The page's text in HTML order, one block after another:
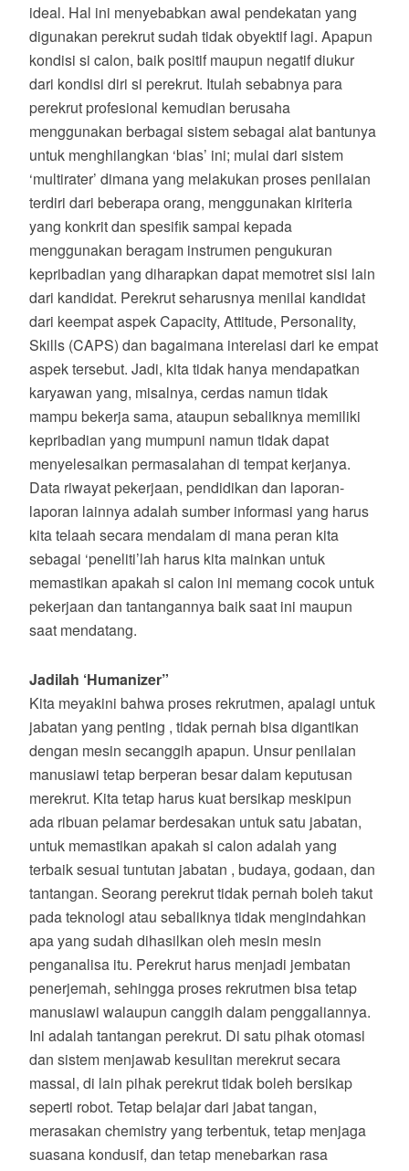
ideal. Hal ini menyebabkan awal pendekatan yang
digunakan perekrut sudah tidak obyektif lagi. Apapun
kondisi si calon, baik positif maupun negatif diukur
dari kondisi diri si perekrut. Itulah sebabnya para
perekrut profesional kemudian berusaha
menggunakan berbagai sistem sebagai alat bantunya
untuk menghilangkan ‘bias’ ini; mulai dari sistem
‘multirater’ dimana yang melakukan proses penilaian
terdiri dari beberapa orang, menggunakan kiriteria
yang konkrit dan spesifik sampai kepada
menggunakan beragam instrumen pengukuran
kepribadian yang diharapkan dapat memotret sisi lain
dari kandidat. Perekrut seharusnya menilai kandidat
dari keempat aspek Capacity, Attitude, Personality,
Skills (CAPS) dan bagaimana interelasi dari ke empat
aspek tersebut. Jadi, kita tidak hanya mendapatkan
karyawan yang, misalnya, cerdas namun tidak
mampu bekerja sama, ataupun sebaliknya memiliki
kepribadian yang mumpuni namun tidak dapat
menyelesaikan permasalahan di tempat kerjanya.
Data riwayat pekerjaan, pendidikan dan laporan-
laporan lainnya adalah sumber informasi yang harus
kita telaah secara mendalam di mana peran kita
sebagai ‘peneliti’lah harus kita mainkan untuk
memastikan apakah si calon ini memang cocok untuk
pekerjaan dan tantangannya baik saat ini maupun
saat mendatang.
Jadilah ‘Humanizer”
Kita meyakini bahwa proses rekrutmen, apalagi untuk
jabatan yang penting , tidak pernah bisa digantikan
dengan mesin secanggih apapun. Unsur penilaian
manusiawi tetap berperan besar dalam keputusan
merekrut. Kita tetap harus kuat bersikap meskipun
ada ribuan pelamar berdesakan untuk satu jabatan,
untuk memastikan apakah si calon adalah yang
terbaik sesuai tuntutan jabatan , budaya, godaan, dan
tantangan. Seorang perekrut tidak pernah boleh takut
pada teknologi atau sebaliknya tidak mengindahkan
apa yang sudah dihasilkan oleh mesin mesin
penganalisa itu. Perekrut harus menjadi jembatan
penerjemah, sehingga proses rekrutmen bisa tetap
manusiawi walaupun canggih dalam penggaliannya.
Ini adalah tantangan perekrut. Di satu pihak otomasi
dan sistem menjawab kesulitan merekrut secara
massal, di lain pihak perekrut tidak boleh bersikap
seperti robot. Tetap belajar dari jabat tangan,
merasakan chemistry yang terbentuk, tetap menjaga
suasana kondusif, dan tetap menebarkan rasa